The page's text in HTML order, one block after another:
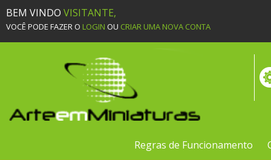
BEM VINDO VISITANTE,
VOCÊ PODE FAZER O LOGIN OU CRIAR UMA NOVA CONTA
Regras de Funcionamento